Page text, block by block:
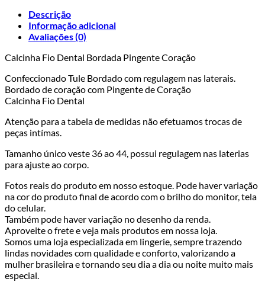
Descrição
Informação adicional
Avaliações (0)
Calcinha Fio Dental Bordada Pingente Coração
Confeccionado Tule Bordado com regulagem nas laterais.
Bordado de coração com Pingente de Coração
Calcinha Fio Dental
Atenção para a tabela de medidas não efetuamos trocas de
peças intímas.
Tamanho único veste 36 ao 44, possui regulagem nas laterias
para ajuste ao corpo.
Fotos reais do produto em nosso estoque. Pode haver variação
na cor do produto final de acordo com o brilho do monitor, tela
do celular.
Também pode haver variação no desenho da renda.
Aproveite o frete e veja mais produtos em nossa loja.
Somos uma loja especializada em lingerie, sempre trazendo
lindas novidades com qualidade e conforto, valorizando a
mulher brasileira e tornando seu dia a dia ou noite muito mais
especial.